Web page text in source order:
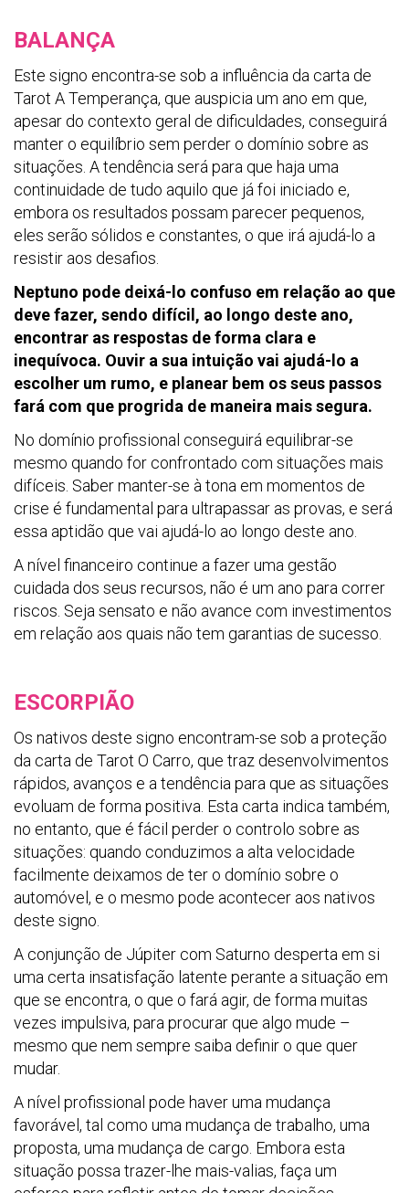
BALANÇA
Este signo encontra-se sob a influência da carta de
Tarot A Temperança, que auspicia um ano em que,
apesar do contexto geral de dificuldades, conseguirá
manter o equilíbrio sem perder o domínio sobre as
situações. A tendência será para que haja uma
continuidade de tudo aquilo que já foi iniciado e,
embora os resultados possam parecer pequenos,
eles serão sólidos e constantes, o que irá ajudá-lo a
resistir aos desafios.
Neptuno pode deixá-lo confuso em relação ao que
deve fazer, sendo difícil, ao longo deste ano,
encontrar as respostas de forma clara e
inequívoca. Ouvir a sua intuição vai ajudá-lo a
escolher um rumo, e planear bem os seus passos
fará com que progrida de maneira mais segura.
No domínio profissional conseguirá equilibrar-se
mesmo quando for confrontado com situações mais
difíceis. Saber manter-se à tona em momentos de
crise é fundamental para ultrapassar as provas, e será
essa aptidão que vai ajudá-lo ao longo deste ano.
A nível financeiro continue a fazer uma gestão
cuidada dos seus recursos, não é um ano para correr
riscos. Seja sensato e não avance com investimentos
em relação aos quais não tem garantias de sucesso.
ESCORPIÃO
Os nativos deste signo encontram-se sob a proteção
da carta de Tarot O Carro, que traz desenvolvimentos
rápidos, avanços e a tendência para que as situações
evoluam de forma positiva. Esta carta indica também,
no entanto, que é fácil perder o controlo sobre as
situações: quando conduzimos a alta velocidade
facilmente deixamos de ter o domínio sobre o
automóvel, e o mesmo pode acontecer aos nativos
deste signo.
A conjunção de Júpiter com Saturno desperta em si
uma certa insatisfação latente perante a situação em
que se encontra, o que o fará agir, de forma muitas
vezes impulsiva, para procurar que algo mude –
mesmo que nem sempre saiba definir o que quer
mudar.
A nível profissional pode haver uma mudança
favorável, tal como uma mudança de trabalho, uma
proposta, uma mudança de cargo. Embora esta
situação possa trazer-lhe mais-valias, faça um